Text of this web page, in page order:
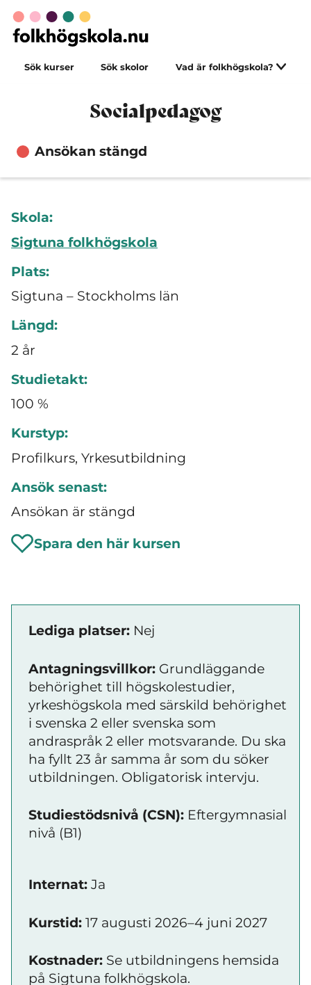
Sök kurser Sök skolor Vad är folkhögskola?
Socialpedagog
Ansökan stängd
Skola:
Sigtuna folkhögskola
Plats:
Sigtuna – Stockholms län
Längd:
2 år
Studietakt:
100 %
Kurstyp:
Profilkurs, Yrkesutbildning
Ansök senast:
Ansökan är stängd
Spara den här kursen
Lediga platser: Nej
Antagningsvillkor: Grundläggande
behörighet till högskolestudier,
yrkeshögskola med särskild behörighet
i svenska 2 eller svenska som
andraspråk 2 eller motsvarande. Du ska
ha fyllt 23 år samma år som du söker
utbildningen. Obligatorisk intervju.
Studiestödsnivå (CSN): Eftergymnasial
nivå (B1)
Internat: Ja
Kurstid: 17 augusti 2026–4 juni 2027
Kostnader: Se utbildningens hemsida
på Sigtuna folkhögskola.